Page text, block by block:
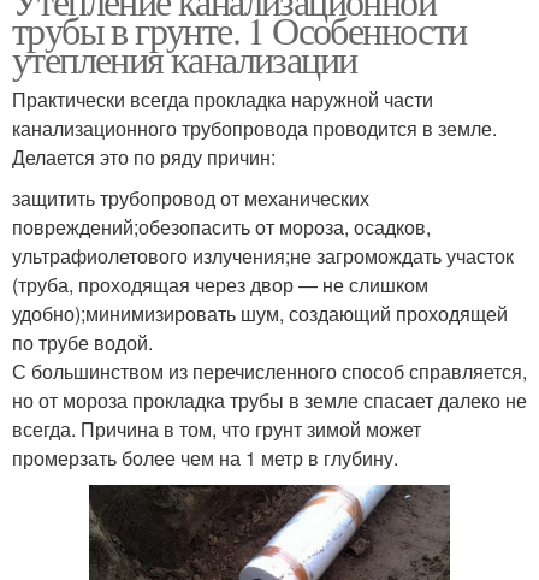
трубы в грунте. 1 Особенности
утепления канализации
Практически всегда прокладка наружной части
канализационного трубопровода проводится в земле.
Делается это по ряду причин:
защитить трубопровод от механических
повреждений;обезопасить от мороза, осадков,
ультрафиолетового излучения;не загромождать участок
(труба, проходящая через двор — не слишком
удобно);минимизировать шум, создающий проходящей
по трубе водой.
С большинством из перечисленного способ справляется,
но от мороза прокладка трубы в земле спасает далеко не
всегда. Причина в том, что грунт зимой может
промерзать более чем на 1 метр в глубину.